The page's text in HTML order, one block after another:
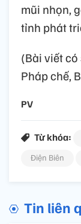
mũi nhọn,
tỉnh phát
(Bài viết
Pháp chế,
PV
Từ khóa:
Điện Biên
Tin liên